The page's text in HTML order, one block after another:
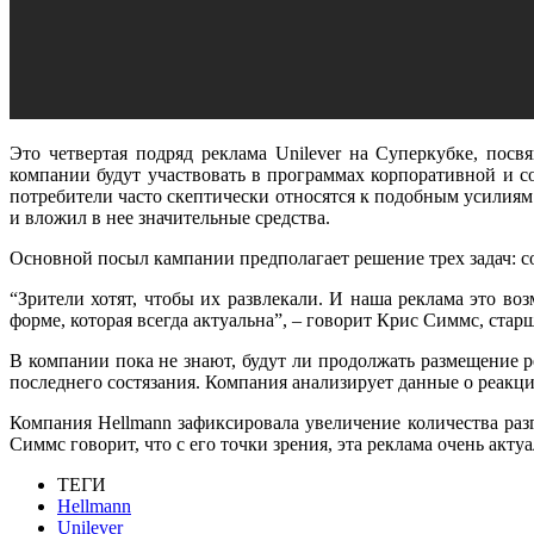
Это четвертая подряд реклама Unilever на Суперкубке,
компании будут участвовать в программах корпоративной
потребители часто скептически относятся к подобным
и вложил в нее значительные средства.
Основной посыл кампании предполагает решение трех задач:
“Зрители хотят, чтобы их развлекали. И наша реклама это
форме, которая всегда актуальна”, – говорит Крис Симмс,
В компании пока не знают, будут ли продолжать размещение
последнего состязания. Компания анализирует данные о
Компания Hellmann зафиксировала увеличение количества
Симмс говорит, что с его точки зрения, эта реклама очень
ТЕГИ
Hellmann
Unilever